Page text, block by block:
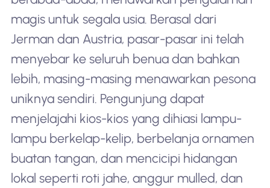
magis untuk segala usia. Berasal dari
Jerman dan Austria, pasar-pasar ini telah
menyebar ke seluruh benua dan bahkan
lebih, masing-masing menawarkan pesona
uniknya sendiri. Pengunjung dapat
menjelajahi kios-kios yang dihiasi lampu-
lampu berkelap-kelip, berbelanja ornamen
buatan tangan, dan mencicipi hidangan
lokal seperti roti jahe, anggur mulled, dan